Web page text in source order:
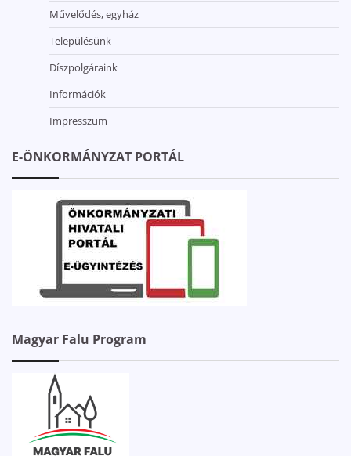
Művelődés, egyház
Településünk
Díszpolgáraink
Információk
Impresszum
E-ÖNKORMÁNYZAT PORTÁL
Magyar Falu Program